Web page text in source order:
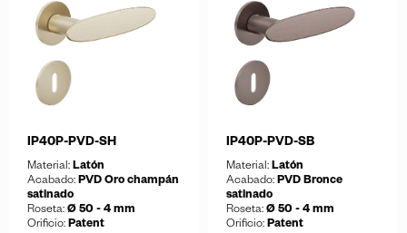
IP40P-PVD-SH
Material: Latón
Acabado: PVD Oro champán
satinado
Roseta: Ø 50 - 4 mm
Orificio: Patent
IP40P-PVD-SB
Material: Latón
Acabado: PVD Bronce
satinado
Roseta: Ø 50 - 4 mm
Orificio: Patent